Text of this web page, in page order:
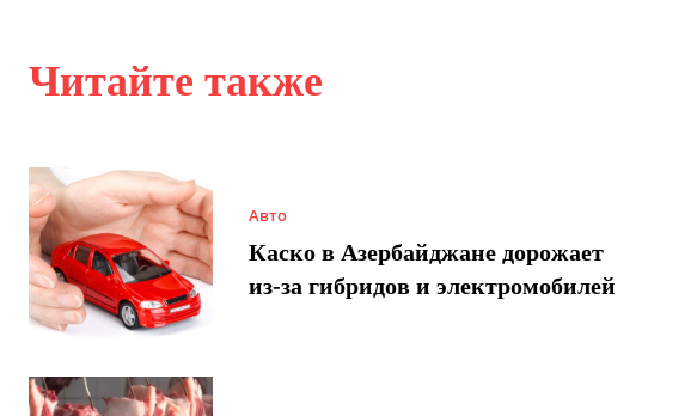
Читайте также
Авто
Каско в Азербайджане дорожает
из-за гибридов и электромобилей